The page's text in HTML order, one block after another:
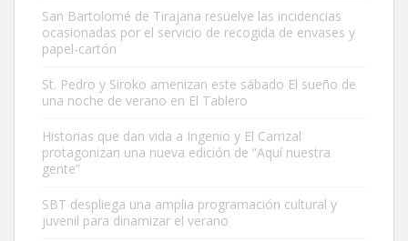
Gato manso encontrado
Este gato macho ha aparecido en la calle hace menos de un mes,
es muy manso y extremadamente cari...
San Bartolomé de Tirajana resuelve las incidencias
ocasionadas por el servicio de recogida de envases y
papel-cartón
St. Pedro y Siroko amenizan este sábado El sueño de
una noche de verano en El Tablero
Historias que dan vida a Ingenio y El Carrizal
protagonizan una nueva edición de “Aquí nuestra
gente”
SBT despliega una amplia programación cultural y
juvenil para dinamizar el verano